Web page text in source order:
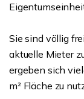
Sie sind völlig
aktuelle Mieter
ergeben sich
m² Fläche zu